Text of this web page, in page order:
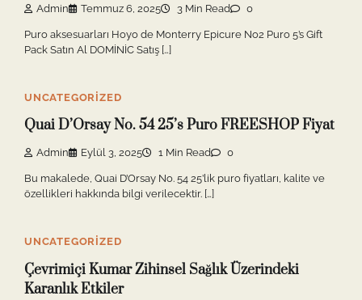
Admin Temmuz 6, 2025 3 Min Read 0
Puro aksesuarları Hoyo de Monterry Epicure No2 Puro 5’s Gift
Pack Satın Al DOMİNİC Satış […]
UNCATEGORIZED
Quai D’Orsay No. 54 25’s Puro FREESHOP Fiyat
Admin Eylül 3, 2025 1 Min Read 0
Bu makalede, Quai D’Orsay No. 54 25’lik puro fiyatları, kalite ve
özellikleri hakkında bilgi verilecektir. […]
UNCATEGORIZED
Çevrimiçi Kumar Zihinsel Sağlık Üzerindeki
Karanlık Etkiler